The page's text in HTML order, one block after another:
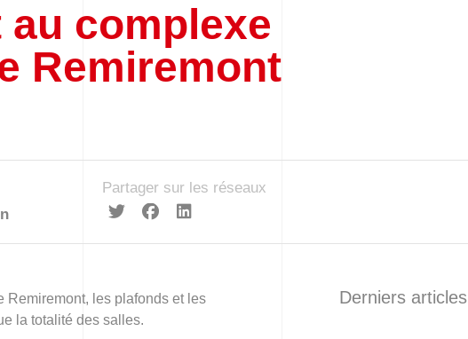
complexe
Remiremont
Partager sur les réseaux
Remiremont, les plafonds et les
la totalité des salles.
Derniers articles